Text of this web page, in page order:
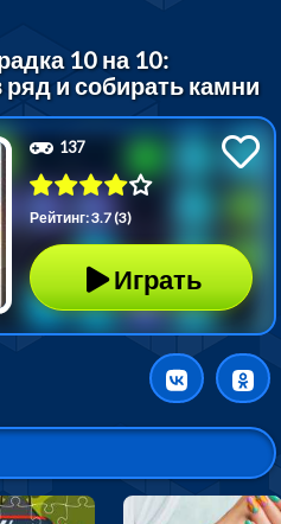
10 на 10:
ряд и собирать камни
137
Рейтинг: 3.7 (3)
Играть